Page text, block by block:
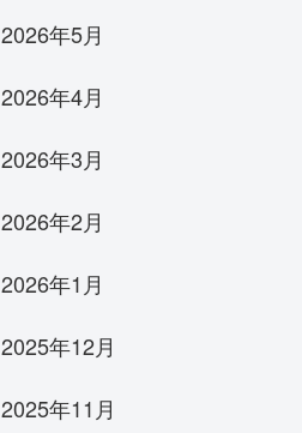
2026年5月
2026年4月
2026年3月
2026年2月
2026年1月
2025年12月
2025年11月